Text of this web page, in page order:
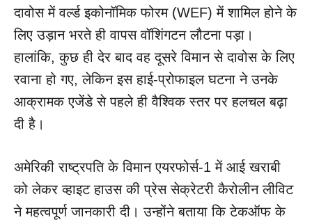
दावोस में वर्ल्ड इकोनॉमिक फोरम (WEF) में शामिल होने के
लिए उड़ान भरते ही वापस वॉशिंगटन लौटना पड़ा।
हालांकि, कुछ ही देर बाद वह दूसरे विमान से दावोस के लिए
रवाना हो गए, लेकिन इस हाई-प्रोफाइल घटना ने उनके
आक्रामक एजेंडे से पहले ही वैश्विक स्तर पर हलचल बढ़ा
दी है।
अमेरिकी राष्ट्रपति के विमान एयरफोर्स-1 में आई खराबी
को लेकर व्हाइट हाउस की प्रेस सेक्रेटरी कैरोलीन लीविट
ने महत्वपूर्ण जानकारी दी। उन्होंने बताया कि टेकऑफ के